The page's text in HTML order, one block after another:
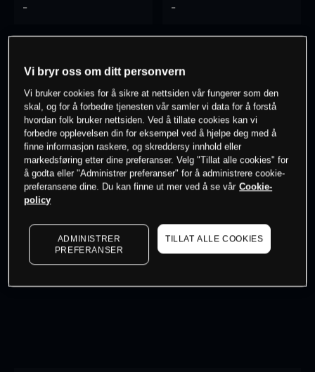
- -
- -
0% av kunder erpå dette instrumentet
Søk om konto
Kursene er veiledende.Log in
Vi bryr oss om ditt personvern
Vi bruker cookies for å sikre at nettsiden vår fungerer som den
skal, og for å forbedre tjenesten vår samler vi data for å forstå
hvordan folk bruker nettsiden. Ved å tillate cookies kan vi
forbedre opplevelsen din for eksempel ved å hjelpe deg med å
finne informasjon raskere, og skreddersy innhold eller
markedsføring etter dine preferanser. Velg "Tillat alle cookies" for
å godta eller "Administrer preferanser" for å administrere cookie-
preferansene dine. Du kan finne ut mer ved å se vår Cookie-
policy
ADMINISTRER
PREFERANSER
TILLAT ALLE COOKIES